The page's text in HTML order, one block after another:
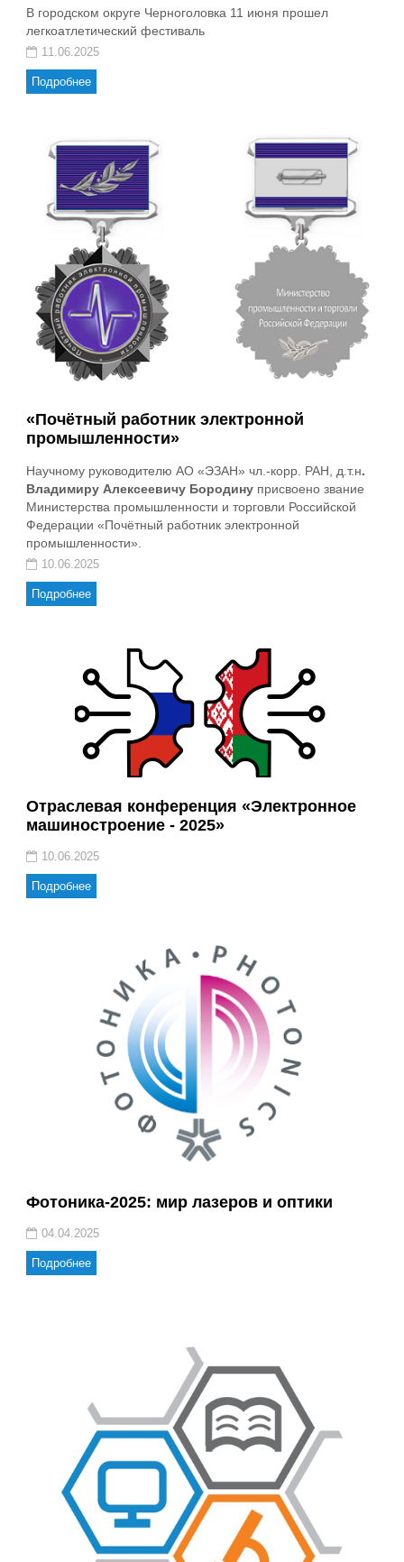
В городском округе Черноголовка 11 июня прошел
легкоатлетический фестиваль
11.06.2025
Подробнее
«Почётный работник электронной
промышленности»
Научному руководителю АО «ЭЗАН» чл.-корр. РАН, д.т.н.
Владимиру Алексеевичу Бородину присвоено звание
Министерства промышленности и торговли Российской
Федерации «Почётный работник электронной
промышленности».
10.06.2025
Подробнее
Отраслевая конференция «Электронное
машиностроение - 2025»
10.06.2025
Подробнее
Фотоника-2025: мир лазеров и оптики
04.04.2025
Подробнее